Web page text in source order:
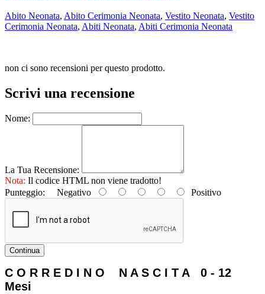
Abito Neonata, Abito Cerimonia Neonata, Vestito Neonata, Vestito
Cerimonia Neonata, Abiti Neonata, Abiti Cerimonia Neonata
non ci sono recensioni per questo prodotto.
Scrivi una recensione
Nome:
La Tua Recensione:
Nota: Il codice HTML non viene tradotto!
Punteggio: Negativo Positivo
Continua
C O R R E D I N O N A S C I T A 0 - 12
Mesi